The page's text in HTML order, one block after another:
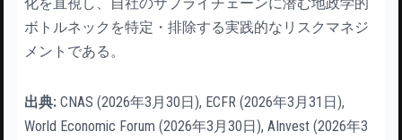
ボトルネックを特定・排除する実践的なリスクマネジ
メントである。
出典: CNAS (2026年3月30日), ECFR (2026年3月31日),
World Economic Forum (2026年3月30日), AInvest (2026年3